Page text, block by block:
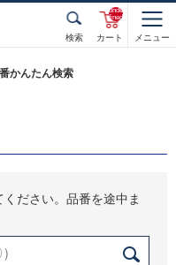
検索 カート
unde
fined
メニュー
かんたん検索
ださい。品番を途中ま